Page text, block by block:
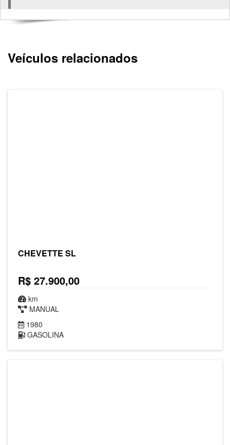
Veículos relacionados
CHEVETTE SL
R$ 27.900,00
km
MANUAL
1980
GASOLINA